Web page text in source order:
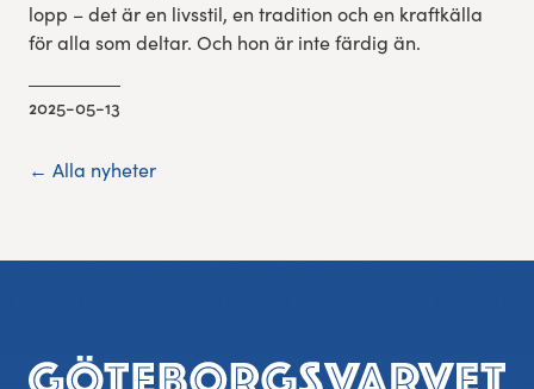
lopp – det är en livsstil, en tradition och en kraftkälla
för alla som deltar. Och hon är inte färdig än.
2025-05-13
← Alla nyheter
Sidfot